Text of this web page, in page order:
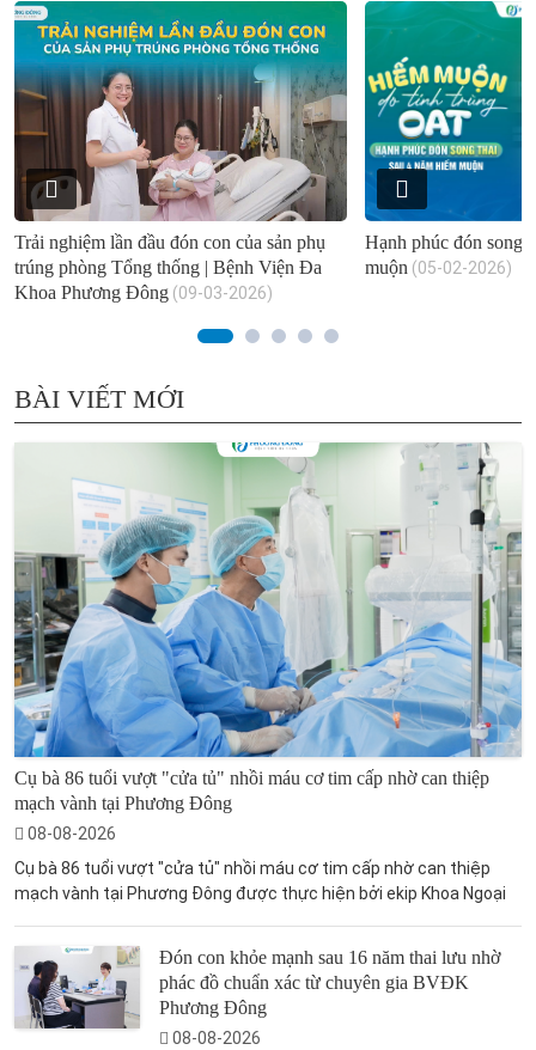
Trải nghiệm lần đầu đón con của sản phụ
trúng phòng Tổng thống | Bệnh Viện Đa
Khoa Phương Đông (09-03-2026)
Hạnh phúc đón song
muộn (05-02-2026)
BÀI VIẾT MỚI
Cụ bà 86 tuổi vượt "cửa tủ" nhồi máu cơ tim cấp nhờ can thiệp
mạch vành tại Phương Đông
08-08-2026
Cụ bà 86 tuổi vượt "cửa tủ" nhồi máu cơ tim cấp nhờ can thiệp
mạch vành tại Phương Đông được thực hiện bởi ekip Khoa Ngoại
Đón con khỏe mạnh sau 16 năm thai lưu nhờ
phác đồ chuẩn xác từ chuyên gia BVĐK
Phương Đông
08-08-2026